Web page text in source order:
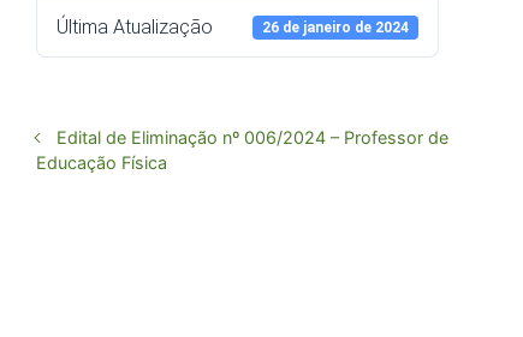
Última Atualização 26 de janeiro de 2024
Edital de Eliminação nº 006/2024 – Professor de
Educação Física